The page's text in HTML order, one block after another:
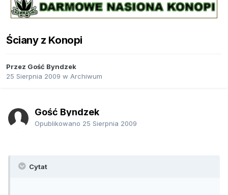
Ściany z Konopi
Przez Gość Byndzek
25 Sierpnia 2009 w Archiwum
Gość Byndzek
Opublikowano 25 Sierpnia 2009
Cytat